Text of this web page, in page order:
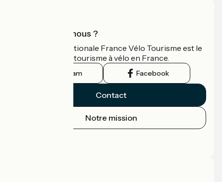
Qui sommes-nous ?
L'association nationale France Vélo Tourisme est le
guide officiel du tourisme à vélo en France.
Instagram Facebook
Contact
Notre mission